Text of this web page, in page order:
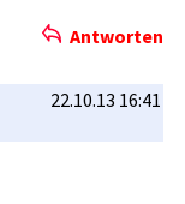
Antworten
22.10.13 16:41